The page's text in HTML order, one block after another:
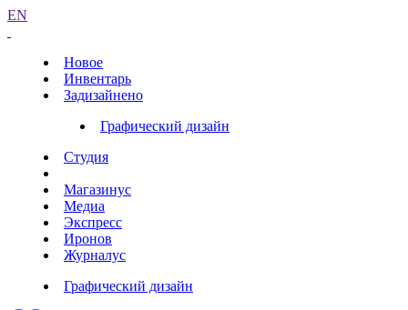
EN
Новое
Инвентарь
Задизайнено
Графический дизайн
Студия
Магазинус
Медиа
Экспресс
Иронов
Журналус
Графический дизайн